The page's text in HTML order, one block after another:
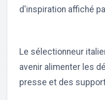
d'inspiration affiché
Le sélectionneur
avenir alimenter les
presse et des